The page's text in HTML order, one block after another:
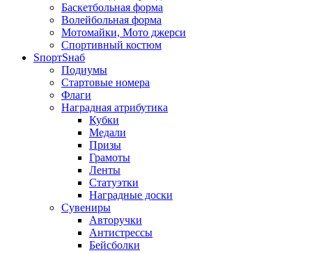
Баскетбольная форма
Волейбольная форма
Мотомайки, Мото джерси
Спортивный костюм
SпортSнаб
Подиумы
Стартовые номера
Флаги
Наградная атрибутика
Кубки
Медали
Призы
Грамоты
Ленты
Статуэтки
Наградные доски
Сувениры
Авторучки
Антистрессы
Бейсболки